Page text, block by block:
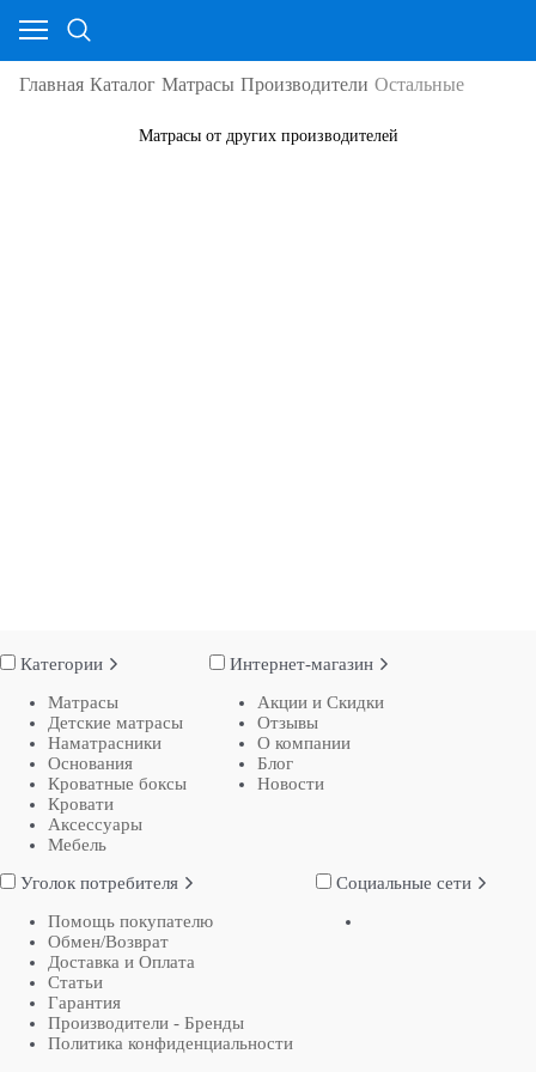
Главная Каталог Матрасы Производители Остальные
Матрасы от других производителей
Категории
Матрасы
Детские матрасы
Наматрасники
Основания
Кроватные боксы
Кровати
Аксессуары
Мебель
Интернет-магазин
Акции и Скидки
Отзывы
О компании
Блог
Новости
Уголок потребителя
Помощь покупателю
Обмен/Возврат
Доставка и Оплата
Статьи
Гарантия
Производители - Бренды
Политика конфиденциальности
Социальные сети